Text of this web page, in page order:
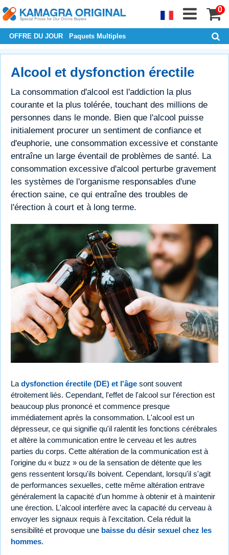
0
OFFRE DU JOUR Paquets Multiples
Alcool et dysfonction érectile
La consommation d'alcool est l'addiction la plus
courante et la plus tolérée, touchant des millions de
personnes dans le monde. Bien que l'alcool puisse
initialement procurer un sentiment de confiance et
d'euphorie, une consommation excessive et constante
entraîne un large éventail de problèmes de santé. La
consommation excessive d'alcool perturbe gravement
les systèmes de l'organisme responsables d'une
érection saine, ce qui entraîne des troubles de
l'érection à court et à long terme.
La dysfonction érectile (DE) et l'âge sont souvent
étroitement liés. Cependant, l'effet de l'alcool sur l'érection est
beaucoup plus prononcé et commence presque
immédiatement après la consommation. L'alcool est un
dépresseur, ce qui signifie qu'il ralentit les fonctions cérébrales
et altère la communication entre le cerveau et les autres
parties du corps. Cette altération de la communication est à
l'origine du « buzz » ou de la sensation de détente que les
gens ressentent lorsqu'ils boivent. Cependant, lorsqu'il s'agit
de performances sexuelles, cette même altération entrave
généralement la capacité d'un homme à obtenir et à maintenir
une érection. L'alcool interfère avec la capacité du cerveau à
envoyer les signaux requis à l'excitation. Cela réduit la
sensibilité et provoque une baisse du désir sexuel chez les
hommes.